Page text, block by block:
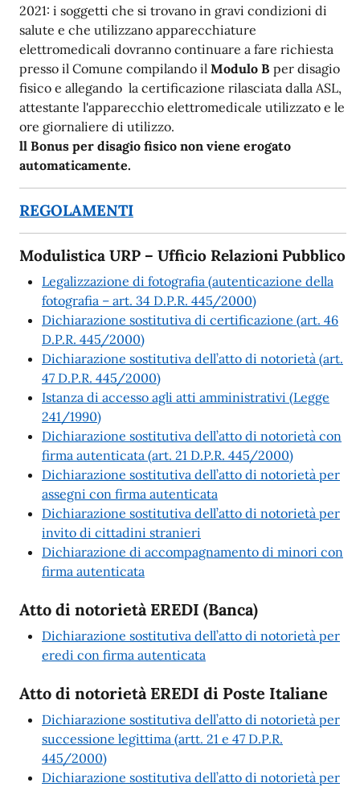
2021: i soggetti che si trovano in gravi condizioni di
salute e che utilizzano apparecchiature
elettromedicali dovranno continuare a fare richiesta
presso il Comune compilando il Modulo B per disagio
fisico e allegando la certificazione rilasciata dalla ASL,
attestante l'apparecchio elettromedicale utilizzato e le
ore giornaliere di utilizzo.
ll Bonus per disagio fisico non viene erogato
automaticamente.
REGOLAMENTI
Modulistica URP – Ufficio Relazioni Pubblico
Legalizzazione di fotografia (autenticazione della
fotografia – art. 34 D.P.R. 445/2000)
Dichiarazione sostitutiva di certificazione (art. 46
D.P.R. 445/2000)
Dichiarazione sostitutiva dell’atto di notorietà (art.
47 D.P.R. 445/2000)
Istanza di accesso agli atti amministrativi (Legge
241/1990)
Dichiarazione sostitutiva dell’atto di notorietà con
firma autenticata (art. 21 D.P.R. 445/2000)
Dichiarazione sostitutiva dell’atto di notorietà per
assegni con firma autenticata
Dichiarazione sostitutiva dell’atto di notorietà per
invito di cittadini stranieri
Dichiarazione di accompagnamento di minori con
firma autenticata
Atto di notorietà EREDI (Banca)
Dichiarazione sostitutiva dell’atto di notorietà per
eredi con firma autenticata
Atto di notorietà EREDI di Poste Italiane
Dichiarazione sostitutiva dell’atto di notorietà per
successione legittima (artt. 21 e 47 D.P.R.
445/2000)
Dichiarazione sostitutiva dell’atto di notorietà per